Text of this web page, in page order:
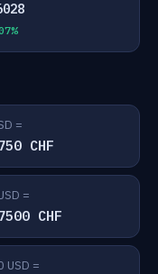
=
CHF
=
CHF
USD =